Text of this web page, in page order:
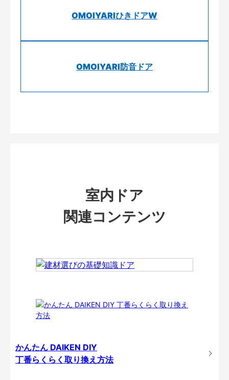
OMOIYARIひきドアW
OMOIYARI防音ドア
室内ドア
関連コンテンツ
かんたん DAIKEN DIY
丁番らくらく取り換え方法